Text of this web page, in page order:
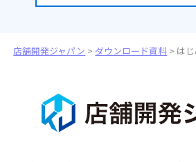
店舗開発ジャパン > ダウンロード資料 > は